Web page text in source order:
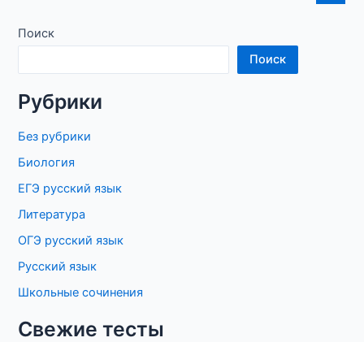
Поиск
Поиск
Рубрики
Без рубрики
Биология
ЕГЭ русский язык
Литература
ОГЭ русский язык
Русский язык
Школьные сочинения
Свежие тесты